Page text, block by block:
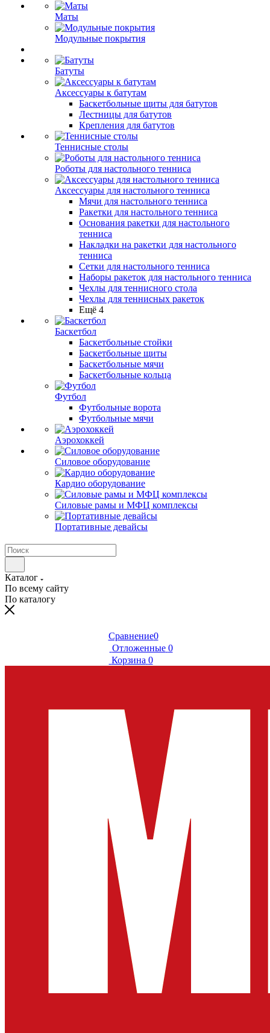
Маты
Модульные покрытия
Батуты
Аксессуары к батутам
Баскетбольные щиты для батутов
Лестницы для батутов
Крепления для батутов
Теннисные столы
Роботы для настольного тенниса
Аксессуары для настольного тенниса
Мячи для настольного тенниса
Ракетки для настольного тенниса
Основания ракетки для настольного
тенниса
Накладки на ракетки для настольного
тенниса
Сетки для настольного тенниса
Наборы ракеток для настольного тенниса
Чехлы для теннисного стола
Чехлы для теннисных ракеток
Ещё 4
Баскетбол
Баскетбольные стойки
Баскетбольные щиты
Баскетбольные мячи
Баскетбольные кольца
Футбол
Футбольные ворота
Футбольные мячи
Аэрохоккей
Силовое оборудование
Кардио оборудование
Силовые рамы и МФЦ комплексы
Портативные девайсы
Каталог
По всему сайту
По каталогу
Сравнение0
Отложенные 0
Корзина 0